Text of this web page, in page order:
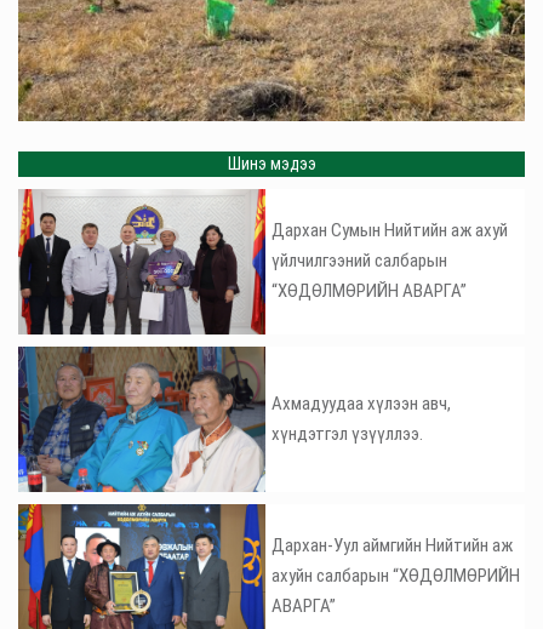
Шинэ мэдээ
Дархан Сумын Нийтийн аж ахуй
үйлчилгээний салбарын
“ХӨДӨЛМӨРИЙН АВАРГА”
Ахмадуудаа хүлээн авч,
хүндэтгэл үзүүллээ.
Дархан-Уул аймгийн Нийтийн аж
ахуйн салбарын “ХӨДӨЛМӨРИЙН
АВАРГА”